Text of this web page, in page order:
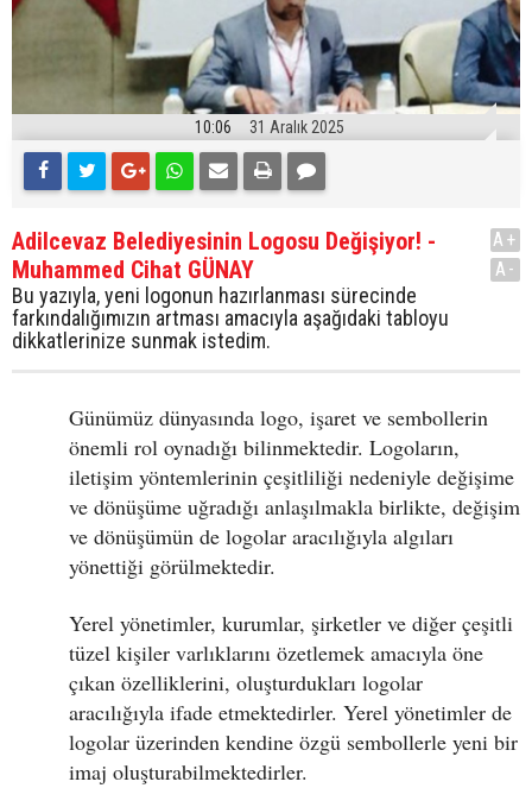
10:06 31 Aralık 2025
Adilcevaz Belediyesinin Logosu Değişiyor! -
Muhammed Cihat GÜNAY
Bu yazıyla, yeni logonun hazırlanması sürecinde
farkındalığımızın artması amacıyla aşağıdaki tabloyu
dikkatlerinize sunmak istedim.
A+
A-
Günümüz dünyasında logo, işaret ve sembollerin
önemli rol oynadığı bilinmektedir. Logoların,
iletişim yöntemlerinin çeşitliliği nedeniyle değişime
ve dönüşüme uğradığı anlaşılmakla birlikte, değişim
ve dönüşümün de logolar aracılığıyla algıları
yönettiği görülmektedir.
Yerel yönetimler, kurumlar, şirketler ve diğer çeşitli
tüzel kişiler varlıklarını özetlemek amacıyla öne
çıkan özelliklerini, oluşturdukları logolar
aracılığıyla ifade etmektedirler. Yerel yönetimler de
logolar üzerinden kendine özgü sembollerle yeni bir
imaj oluşturabilmektedirler.